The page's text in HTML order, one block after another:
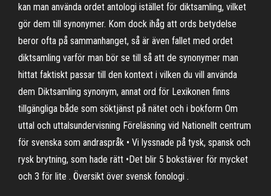
kan man använda ordet antologi istället för diktsamling, vilket
gör dem till synonymer. Kom dock ihåg att ords betydelse
beror ofta på sammanhanget, så är även fallet med ordet
diktsamling varför man bör se till så att de synonymer man
hittat faktiskt passar till den kontext i vilken du vill använda
dem Diktsamling synonym, annat ord för Lexikonen finns
tillgängliga både som söktjänst på nätet och i bokform Om
uttal och uttalsundervisning Föreläsning vid Nationellt centrum
för svenska som andraspråk • Vi lyssnade på tysk, spansk och
rysk brytning, som hade rätt •Det blir 5 bokstäver för mycket
och 3 för lite . Översikt över svensk fonologi .